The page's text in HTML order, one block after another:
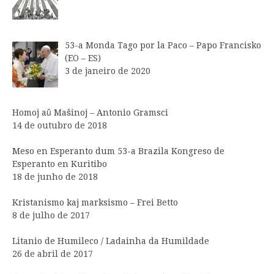
53-a Monda Tago por la Paco – Papo Francisko
(EO – ES)
3 de janeiro de 2020
Homoj aŭ Maŝinoj – Antonio Gramsci
14 de outubro de 2018
Meso en Esperanto dum 53-a Brazila Kongreso de
Esperanto en Kuritibo
18 de junho de 2018
Kristanismo kaj marksismo – Frei Betto
8 de julho de 2017
Litanio de Humileco / Ladainha da Humildade
26 de abril de 2017